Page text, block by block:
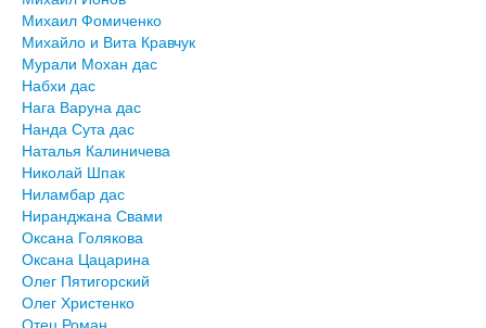
Михаил Фомиченко
Михайло и Вита Кравчук
Мурали Мохан дас
Набхи дас
Нага Варуна дас
Нанда Сута дас
Наталья Калиничева
Николай Шпак
Ниламбар дас
Ниранджана Свами
Оксана Голякова
Оксана Цацарина
Олег Пятигорский
Олег Христенко
Отец Роман